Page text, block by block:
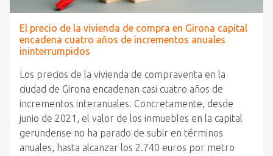
El precio de la vivienda de compra en Girona capital
encadena cuatro años de incrementos anuales
ininterrumpidos
Los precios de la vivienda de compraventa en la
ciudad de Girona encadenan casi cuatro años de
incrementos interanuales. Concretamente, desde
junio de 2021, el valor de los inmuebles en la capital
gerundense no ha parado de subir en términos
anuales, hasta alcanzar los 2.740 euros por metro